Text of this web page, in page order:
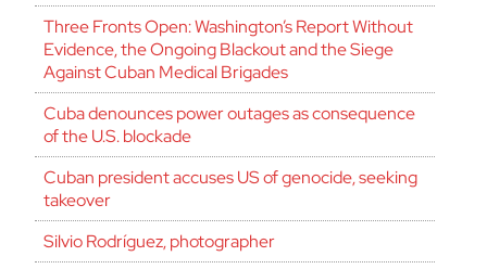
Three Fronts Open: Washington’s Report Without
Evidence, the Ongoing Blackout and the Siege
Against Cuban Medical Brigades
Cuba denounces power outages as consequence
of the U.S. blockade
Cuban president accuses US of genocide, seeking
takeover
Silvio Rodríguez, photographer